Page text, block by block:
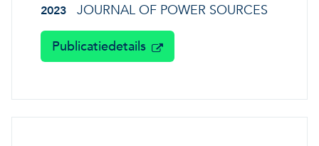
2023 JOURNAL OF POWER SOURCES
Publicatiedetails